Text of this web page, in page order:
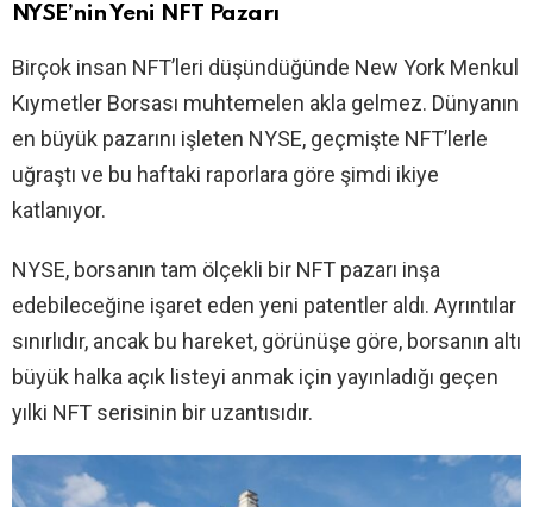
NYSE’nin Yeni NFT Pazarı
Birçok insan NFT’leri düşündüğünde New York Menkul
Kıymetler Borsası muhtemelen akla gelmez. Dünyanın
en büyük pazarını işleten NYSE, geçmişte NFT’lerle
uğraştı ve bu haftaki raporlara göre şimdi ikiye
katlanıyor.
NYSE, borsanın tam ölçekli bir NFT pazarı inşa
edebileceğine işaret eden yeni patentler aldı. Ayrıntılar
sınırlıdır, ancak bu hareket, görünüşe göre, borsanın altı
büyük halka açık listeyi anmak için yayınladığı geçen
yılki NFT serisinin bir uzantısıdır.